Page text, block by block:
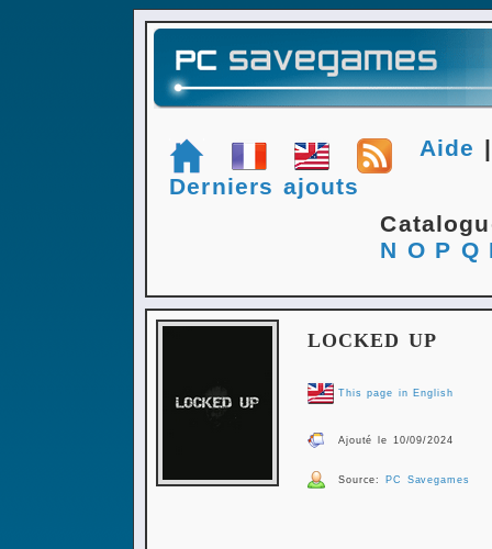
Aide
Derniers ajouts
N O P Q
LOCKED UP
This page in English
Ajouté le 10/09/2024
Source: PC Savegames